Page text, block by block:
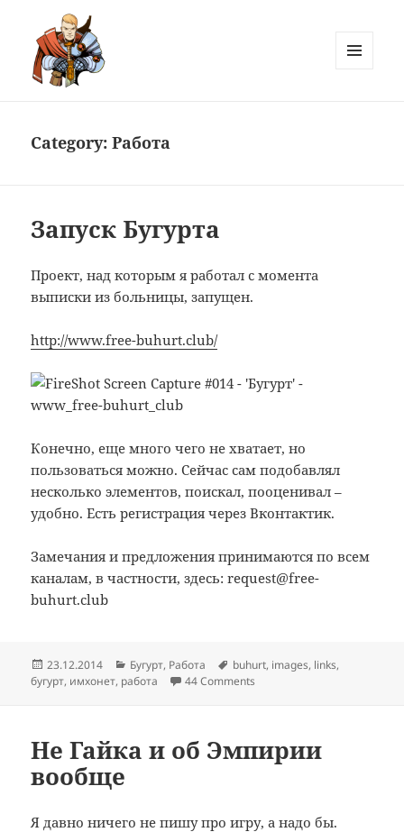
Category:Работа
Запуск Бугурта
Проект, над которым я работал с момента
выписки из больницы, запущен.
http://www.free-buhurt.club/
Конечно, еще много чего не хватает, но
пользоваться можно. Сейчас сам подобавлял
несколько элементов, поискал, пооценивал –
удобно. Есть регистрация через Вконтактик.
Замечания и предложения принимаются по всем
каналам, в частности, здесь: request@free-
buhurt.club
Posted
on
23.12.2014 Categories
Бугурт, Работа Tags
buhurt, images, links,
бугурт, имхонет, работа 44 Comments
Не Гайка и об Эмпирии
вообще
Я давно ничего не пишу про игру, а надо бы.